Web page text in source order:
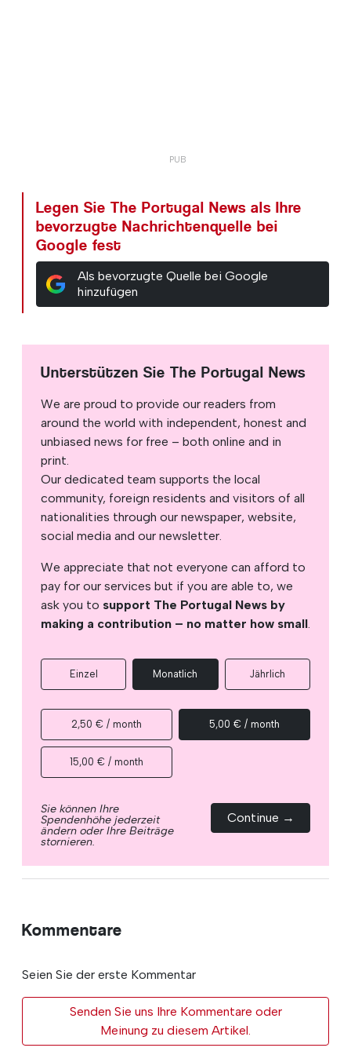
Legen Sie The Portugal News als Ihre
bevorzugte Nachrichtenquelle bei
Google fest
Als bevorzugte Quelle bei Google
hinzufügen
Unterstützen Sie The Portugal News
We are proud to provide our readers from
around the world with independent, honest and
unbiased news for free – both online and in
print.
Our dedicated team supports the local
community, foreign residents and visitors of all
nationalities through our newspaper, website,
social media and our newsletter.
We appreciate that not everyone can afford to
pay for our services but if you are able to, we
ask you to support The Portugal News by
making a contribution – no matter how small.
Einzel Monatlich Jährlich
2,50 € / month 5,00 € / month
15,00 € / month
Sie können Ihre
Spendenhöhe jederzeit
ändern oder Ihre Beiträge
stornieren.
Continue →
Kommentare
Seien Sie der erste Kommentar
Senden Sie uns Ihre Kommentare oder
Meinung zu diesem Artikel.